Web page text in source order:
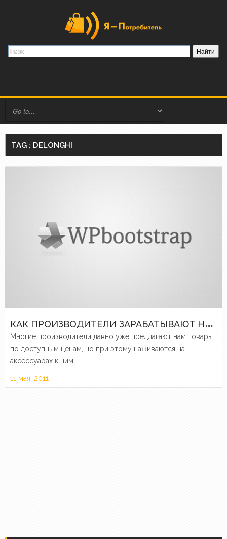
TAG : DELONGHI
К
АК ПРОИЗВОДИТЕЛИ ЗАРАБАТЫВАЮТ НА ДЕШЕВЫХ ТОВАРАХ
Многие производители давно уже предлагают нам товары
по доступным ценам, но при этому наживаются на
аксессуарах к ним.
11 мая, 2011